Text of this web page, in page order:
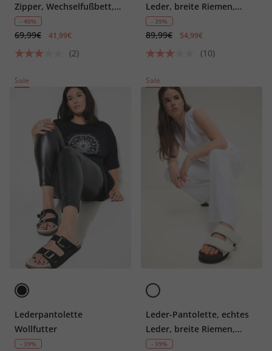
Zipper, Wechselfußbett,
Weite H
- 40%
69,99€ 41,99€
(2)
Leder, breite Riemen,
Weite H
- 39%
89,99€ 54,99€
(10)
Sale
Lederpantolette
Wollfutter
- 39%
Sale
Leder-Pantolette, echtes
Leder, breite Riemen,
Weite H
- 39%